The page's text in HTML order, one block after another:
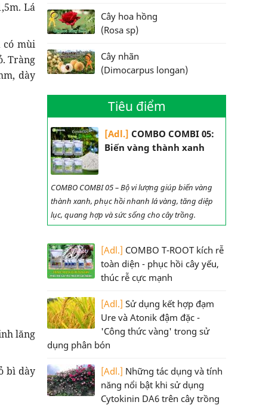
Lá
có mùi
Tràng
dày
lăng
bì dày
Cây hoa hồng
(Rosa sp)
Cây nhãn
(Dimocarpus longan)
Tiêu điểm
[Adl.] COMBO COMBI 05:
Biến vàng thành xanh
COMBO COMBI 05 – Bộ vi lượng giúp biến vàng
thành xanh, phục hồi nhanh lá vàng, tăng diệp
lục, quang hợp và sức sống cho cây trồng.
[Adl.] COMBO T-ROOT kích rễ
toàn diện - phục hồi cây yếu,
thúc rễ cực mạnh
[Adl.] Sử dụng kết hợp đạm
Ure và Atonik đậm đặc -
'Công thức vàng' trong sử
dụng phân bón
[Adl.] Những tác dụng và tính
năng nổi bật khi sử dụng
Cytokinin DA6 trên cây trồng